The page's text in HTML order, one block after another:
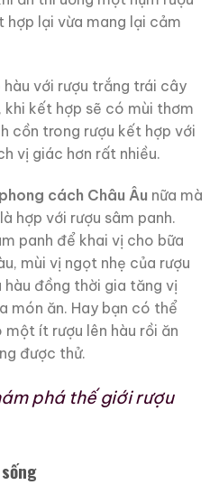
hợp lại vừa mang lại cảm
với rượu trắng trái cây
khi kết hợp sẽ có mùi thơm
cồn trong rượu kết hợp với
vị giác hơn rất nhiều.
cách Châu Âu nữa mà
hợp với rượu sâm panh.
panh để khai vị cho bữa
mùi vị ngọt nhẹ của rượu
đồng thời gia tăng vị
món ăn. Hay bạn có thể
một ít rượu lên hàu rồi ăn
được thử.
phá thế giới rượu